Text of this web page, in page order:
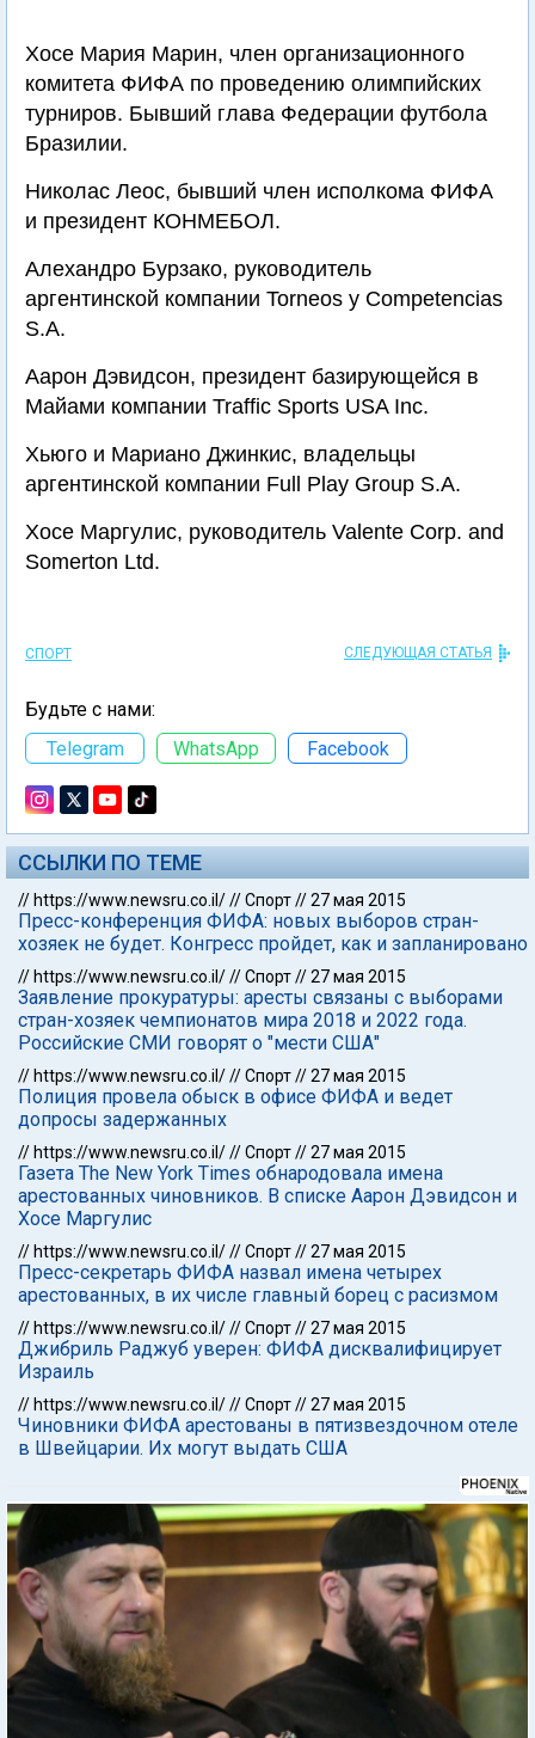
Хосе Мария Марин, член организационного
комитета ФИФА по проведению олимпийских
турниров. Бывший глава Федерации футбола
Бразилии.
Николас Леос, бывший член исполкома ФИФА
и президент КОНМЕБОЛ.
Алехандро Бурзако, руководитель
аргентинской компании Torneos y Competencias
S.A.
Аарон Дэвидсон, президент базирующейся в
Майами компании Traffic Sports USA Inc.
Хьюго и Мариано Джинкис, владельцы
аргентинской компании Full Play Group S.A.
Хосе Маргулис, руководитель Valente Corp. and
Somerton Ltd.
СПОРТ СЛЕДУЮЩАЯ СТАТЬЯ
Будьте с нами:
Telegram
WhatsApp Facebook
ССЫЛКИ ПО ТЕМЕ
// https://www.newsru.co.il///Спорт//27 мая 2015
Пресс-конференция ФИФА: новых выборов стран-
хозяек не будет. Конгресс пройдет, как и запланировано
// https://www.newsru.co.il///Спорт//27 мая 2015
Заявление прокуратуры: аресты связаны с выборами
стран-хозяек чемпионатов мира 2018 и 2022 года.
Российские СМИ говорят о "мести США"
// https://www.newsru.co.il///Спорт//27 мая 2015
Полиция провела обыск в офисе ФИФА и ведет
допросы задержанных
// https://www.newsru.co.il///Спорт//27 мая 2015
Газета The New York Times обнародовала имена
арестованных чиновников. В списке Аарон Дэвидсон и
Хосе Маргулис
// https://www.newsru.co.il///Спорт//27 мая 2015
Пресс-секретарь ФИФА назвал имена четырех
арестованных, в их числе главный борец с расизмом
// https://www.newsru.co.il///Спорт//27 мая 2015
Джибриль Раджуб уверен: ФИФА дисквалифицирует
Израиль
// https://www.newsru.co.il///Спорт//27 мая 2015
Чиновники ФИФА арестованы в пятизвездочном отеле
в Швейцарии. Их могут выдать США